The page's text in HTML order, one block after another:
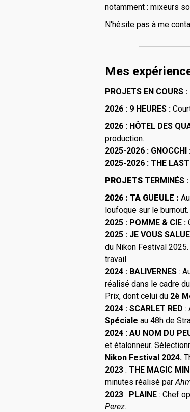
notamment : mixeurs
N'hésite pas à me
Mes
PROJETS EN COURS :
2026 : 9 HEURES :
2026 : HÔTEL DES
production.
2025-2026 : GNOCCHI
2025-2026 : THE
PROJETS TERMINÉS :
2026 : TA GUEULE :
loufoque sur le burnout.
2025 : POMME & CIE :
2025 : JE VOUS
du Nikon Festival
travail.
2024 : BALIVERNES :
réalisé dans le cadre
Prix, dont celui du 2è
2024 : SCARLET RED :
Spéciale au 48h de
2024 : AU NOM DU
et étalonneur.
Nikon Festival 2024.
2023 : THE MAGIC
minutes réalisé par
2023 : PLAINE : Chef
Perez.